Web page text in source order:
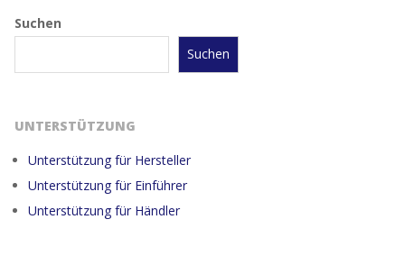
Suchen
Suchen
UNTERSTÜTZUNG
Unterstützung für Hersteller
Unterstützung für Einführer
Unterstützung für Händler